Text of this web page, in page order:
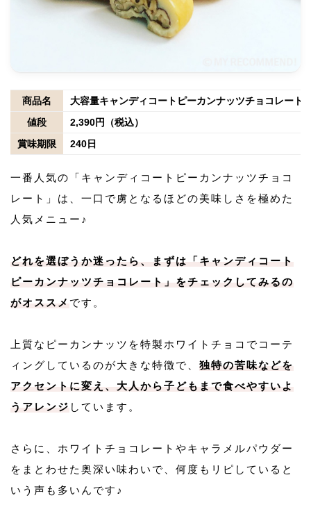
商品名
大容量キャンディコートピーカンナッツチョコレート
値段
2,390円（税込）
賞味期限
240日
一番人気の「キャンディコートピーカンナッツチョコ
レート」は、一口で虜となるほどの美味しさを極めた
人気メニュー♪
どれを選ぼうか迷ったら、まずは「キャンディコート
ピーカンナッツチョコレート」をチェックしてみるの
がオススメ です。
上質なピーカンナッツを特製ホワイトチョコでコーテ
ィングしているのが大きな特徴で、 独特の苦味などを
アクセントに変え、大人から子どもまで食べやすいよ
うアレンジ しています。
さらに、ホワイトチョコレートやキャラメルパウダー
をまとわせた奥深い味わいで、何度もリピしていると
いう声も多いんです♪